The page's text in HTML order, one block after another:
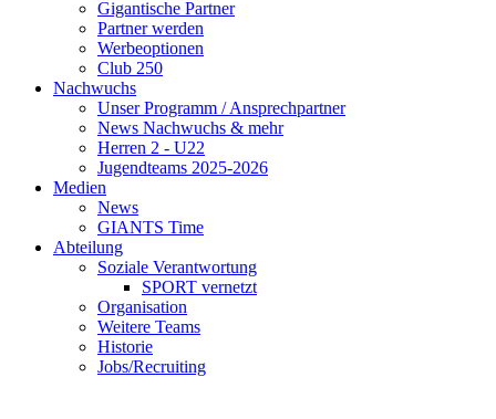
Gigantische Partner
Partner werden
Werbeoptionen
Club 250
Nachwuchs
Unser Programm / Ansprechpartner
News Nachwuchs & mehr
Herren 2 - U22
Jugendteams 2025-2026
Medien
News
GIANTS Time
Abteilung
Soziale Verantwortung
SPORT vernetzt
Organisation
Weitere Teams
Historie
Jobs/Recruiting